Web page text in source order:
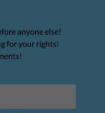
anyone else!
for your rights!